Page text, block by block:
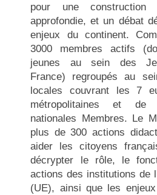
pour une construction
approfondie, et un débat
enjeux du continent.
3000 membres actifs
jeunes au sein des
France) regroupés au
locales couvrant les 7
métropolitaines et de
nationales Membres. Le
plus de 300 actions
aider les citoyens
décrypter le rôle, le
actions des institutions de
(UE), ainsi que les